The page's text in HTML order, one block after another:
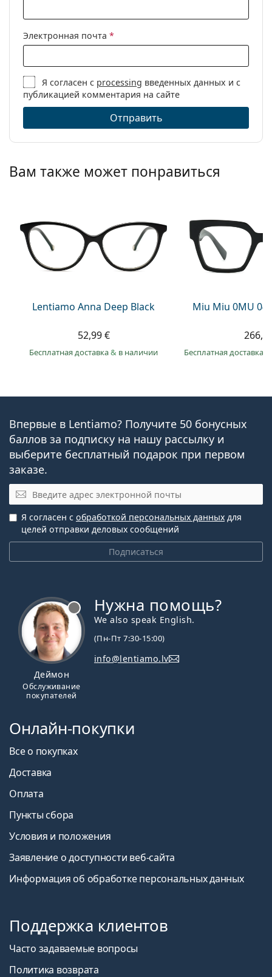
Электронная почта *
Я согласен с processing введенных данных и с
публикацией комментария на сайте
Отправить
Вам также может понравиться
Lentiamo Anna Deep Black
52,99 €
Бесплатная доставка& в наличии
Miu Miu 0MU
Бесплатная доставка
Впервые в Lentiamo? Получите 50 бонусных
баллов за подписку на нашу рассылку и
выберите бесплатный подарок при первом
заказе.
Эл. почта
Подписаться
Я согласен с обработкой персональных данных для
целей отправки деловых сообщений
Деймон
Обслуживание
покупателей
Нужна помощь?
We also speak English.
(Пн-Пт 7:30-15:00)
info@lentiamo.lv
Онлайн-покупки
Все о покупках
Доставка
Оплата
Пункты сбора
Условия и положения
Заявление о доступности веб-сайта
Информация об обработке персональных данных
Поддержка клиентов
Часто задаваемые вопросы
Политика возврата